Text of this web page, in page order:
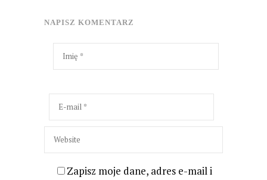
NAPISZ KOMENTARZ
Zapisz moje dane, adres e-mail i